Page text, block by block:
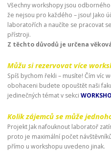
Všechny workshopy jsou
že nejsou pro každého – jsou! Jako
laboratořích a naučíte se pracovat
přístroji.
Z těchto důvodů je určena
Můžu si rezervovat více
Spíš bychom řekli – musíte! Čím víc
obohaceni budete opouštět naši
jedinečných témat v sekci
Kolik zájemců se může
Projekt Jak nafouknout laboratoř
proto je maximální počet
přímo u workshopu uvedeno jinak.